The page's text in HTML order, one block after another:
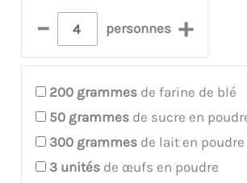
– personnes +
200 grammes de farine de blé
50 grammes de sucre en
300 grammes de lait en poudre
3 unités de œufs en poudre